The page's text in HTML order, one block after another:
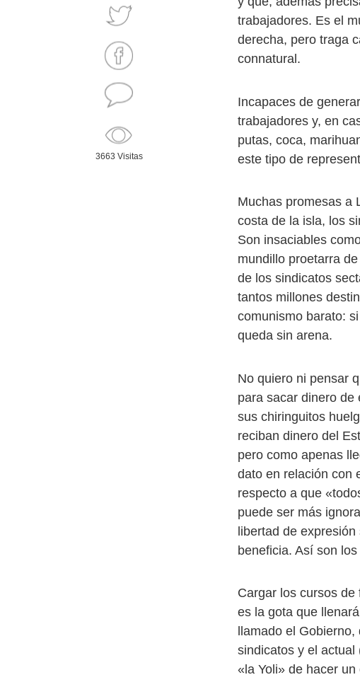
3663 Visitas
trabajadores. Es el
derecha, pero traga
connatural.
Incapaces de
trabajadores y, en
putas, coca,
este tipo de
Muchas promesas a
costa de la isla, los
Son insaciables
mundillo proetarra
de los sindicatos
tantos millones
comunismo barato:
queda sin arena.
No quiero ni pensar
para sacar dinero de
sus chiringuitos
reciban dinero del
pero como apenas
dato en relación con
respecto a que
puede ser más
libertad de
beneficia. Así son
Cargar los cursos
es la gota que
llamado el
sindicatos y el
«la Yoli» de hacer